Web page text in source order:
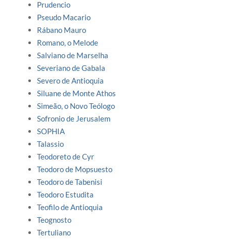
Prudencio
Pseudo Macario
Rábano Mauro
Romano, o Melode
Salviano de Marselha
Severiano de Gabala
Severo de Antioquia
Siluane de Monte Athos
Simeão, o Novo Teólogo
Sofronio de Jerusalem
SOPHIA
Talassio
Teodoreto de Cyr
Teodoro de Mopsuesto
Teodoro de Tabenisi
Teodoro Estudita
Teofilo de Antioquia
Teognosto
Tertuliano